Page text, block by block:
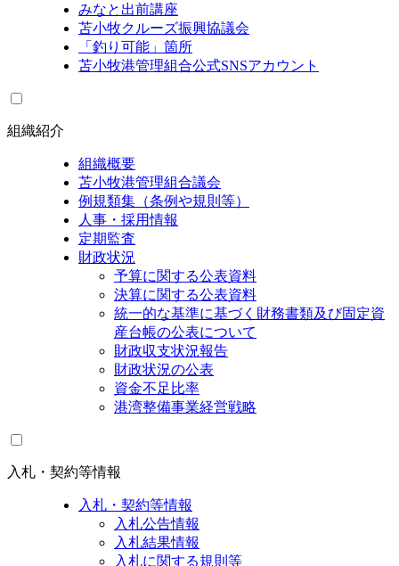
みなと出前講座
苫小牧クルーズ振興協議会
「釣り可能」箇所
苫小牧港管理組合公式SNSアカウント
組織紹介
組織概要
苫小牧港管理組合議会
例規類集（条例や規則等）
人事・採用情報
定期監査
財政状況
予算に関する公表資料
決算に関する公表資料
統一的な基準に基づく財務書類及び固定資
産台帳の公表について
財政収支状況報告
財政状況の公表
資金不足比率
港湾整備事業経営戦略
入札・契約等情報
入札・契約等情報
入札公告情報
入札結果情報
入札に関する規則等